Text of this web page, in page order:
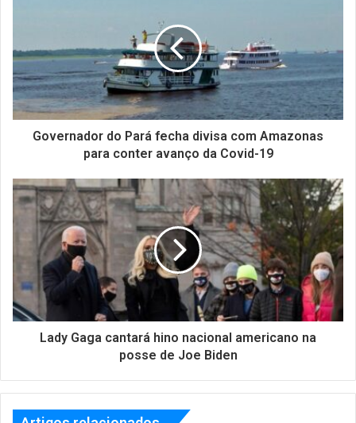
Governador do Pará fecha divisa com Amazonas
para conter avanço da Covid-19
Lady Gaga cantará hino nacional americano na
posse de Joe Biden